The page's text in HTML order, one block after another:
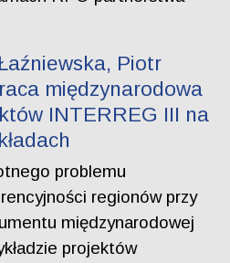
Piotr
międzynarodowa
INTERREG III na
problemu
regionów przy
międzynarodowej
projektów